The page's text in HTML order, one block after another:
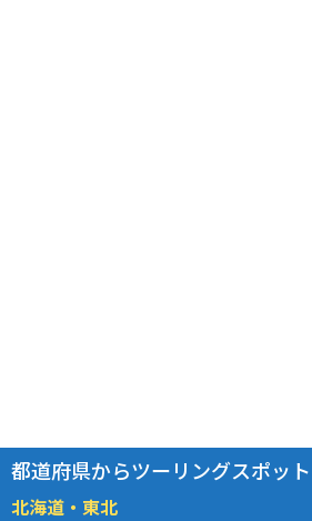
都道府県からツーリングスポッ
北海道・東北